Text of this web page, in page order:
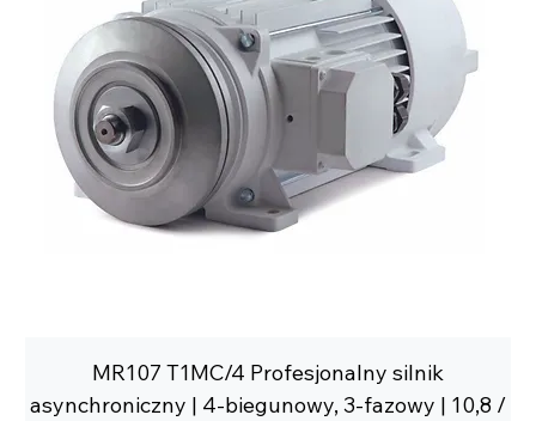
MR107 T1MC/4 Profesjonalny silnik
asynchroniczny | 4-biegunowy, 3-fazowy | 10,8 /